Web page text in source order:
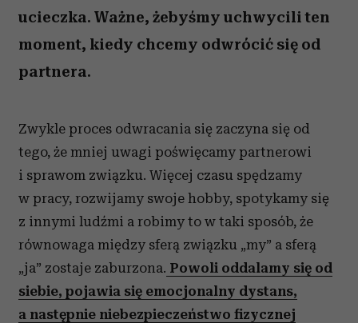
ucieczka. Ważne, żebyśmy uchwycili ten
moment, kiedy chcemy odwrócić się od
partnera.
Zwykle proces odwracania się zaczyna się od
tego, że mniej uwagi poświęcamy partnerowi
i sprawom związku. Więcej czasu spędzamy
w pracy, rozwijamy swoje hobby, spotykamy się
z innymi ludźmi a robimy to w taki sposób, że
równowaga między sferą związku „my” a sferą
„ja” zostaje zaburzona. Powoli oddalamy się od
siebie, pojawia się emocjonalny dystans,
a następnie niebezpieczeństwo fizycznej